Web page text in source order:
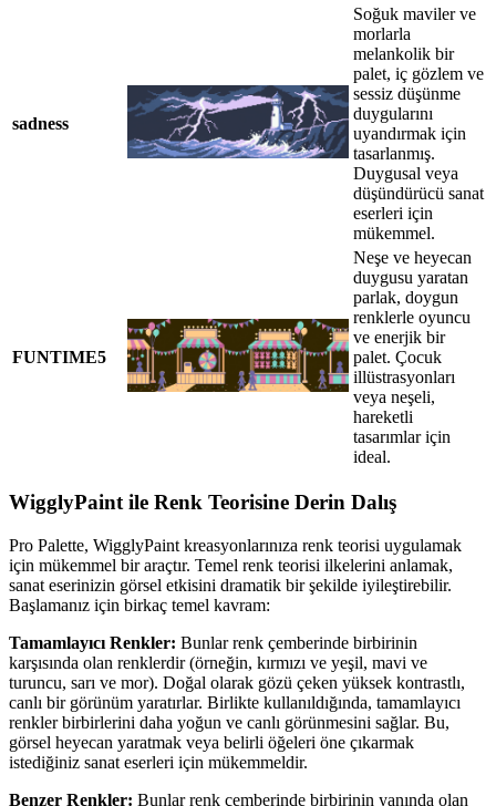
sadness
Soğuk maviler ve
morlarla
melankolik bir
palet, iç gözlem ve
sessiz düşünme
duygularını
uyandırmak için
tasarlanmış.
Duygusal veya
düşündürücü sanat
eserleri için
mükemmel.
FUNTIME5
Neşe ve heyecan
duygusu yaratan
parlak, doygun
renklerle oyuncu
ve enerjik bir
palet. Çocuk
illüstrasyonları
veya neşeli,
hareketli
tasarımlar için
ideal.
WigglyPaint ile Renk Teorisine Derin Dalış
Pro Palette, WigglyPaint kreasyonlarınıza renk teorisi uygulamak
için mükemmel bir araçtır. Temel renk teorisi ilkelerini anlamak,
sanat eserinizin görsel etkisini dramatik bir şekilde iyileştirebilir.
Başlamanız için birkaç temel kavram:
Tamamlayıcı Renkler: Bunlar renk çemberinde birbirinin
karşısında olan renklerdir (örneğin, kırmızı ve yeşil, mavi ve
turuncu, sarı ve mor). Doğal olarak gözü çeken yüksek kontrastlı,
canlı bir görünüm yaratırlar. Birlikte kullanıldığında, tamamlayıcı
renkler birbirlerini daha yoğun ve canlı görünmesini sağlar. Bu,
görsel heyecan yaratmak veya belirli öğeleri öne çıkarmak
istediğiniz sanat eserleri için mükemmeldir.
Benzer Renkler: Bunlar renk çemberinde birbirinin yanında olan